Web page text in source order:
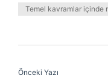
Temel kavramlar içinde
Önceki Yazı